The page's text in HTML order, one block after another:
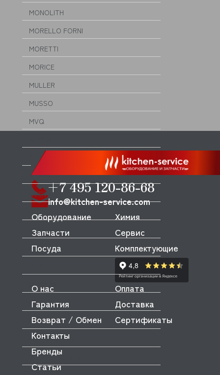
MONOLITH
MORELLO FORNI
MORETTI
MORICE
MULLER
MUSSO
MVQ
NOPEIN
NTF
NUOVA SIMONELLI
ODE
OEM
OLAB
OLYMPIA
OMNIWASH
ORVED
OZTIRYAKILER
P.L. Proff Cuisine
+7 495 120-86-68
info@kitchen-service.com
Оборудование
Запчасти
Посуда
Химия
Сервис
Комплектующие
О нас
Оплата
Гарантия
Доставка
Возврат / Обмен
Сертификаты
Контакты
Бренды
Статьи